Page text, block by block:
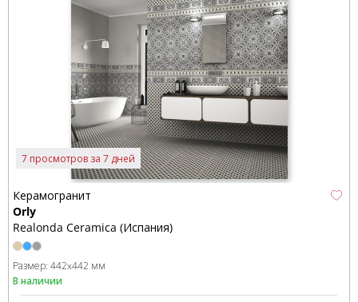
7 просмотров за 7 дней
Керамогранит
Orly
Realonda Ceramica (Испания)
Размер: 442x442 мм
В наличии